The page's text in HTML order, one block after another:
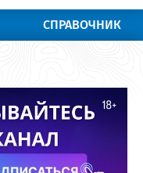
СПРАВОЧНИК